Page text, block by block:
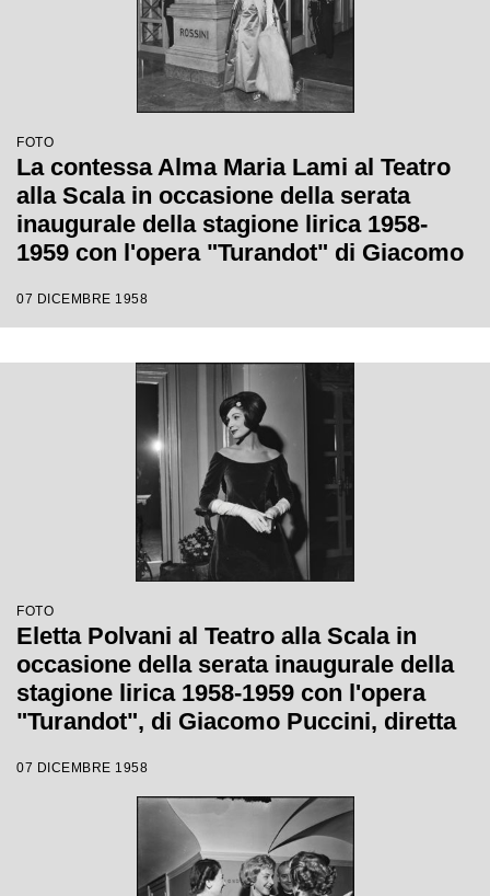
FOTO
La contessa Alma Maria Lami al Teatro
alla Scala in occasione della serata
inaugurale della stagione lirica 1958-
1959 con l'opera "Turandot" di Giacomo
regia di Margherita Walmann
07 DICEMBRE 1958
FOTO
Eletta Polvani al Teatro alla Scala in
occasione della serata inaugurale della
stagione lirica 1958-1959 con l'opera
"Turandot", di Giacomo Puccini, diretta
Margherita Wallmann
07 DICEMBRE 1958